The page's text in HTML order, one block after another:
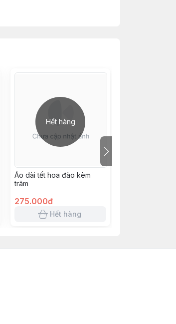
Hết hàng
Áo dài tết hoa đào kèm
trâm
275.000đ
Hết hàng